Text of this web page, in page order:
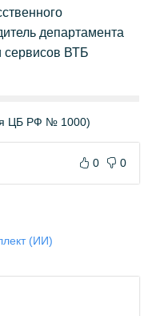
департамента
сервисов ВТБ
ЦБ РФ № 1000)
0 0
(ИИ)